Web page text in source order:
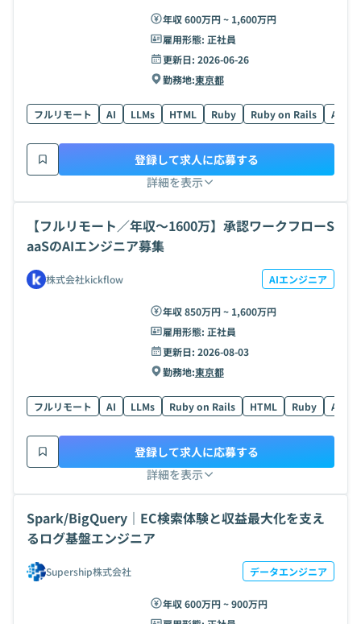
年収 600万円 ~ 1,600万円
雇用形態: 正社員
更新日: 2026-06-26
勤務地:東京都
フルリモート AI LLMs HTML Ruby Ruby on Rails AWS
詳細を表示
登録して求人に応募する
【フルリモート／年収〜1600万】承認ワークフローS
aaSのAIエンジニア募集
株式会社kickflow AIエンジニア
年収 850万円 ~ 1,600万円
雇用形態: 正社員
更新日: 2026-08-03
勤務地:東京都
フルリモート AI LLMs Ruby on Rails HTML Ruby AWS
詳細を表示
登録して求人に応募する
Spark/BigQuery｜EC検索体験と収益最大化を支え
るログ基盤エンジニア
Supership株式会社 データエンジニア
年収 600万円 ~ 900万円